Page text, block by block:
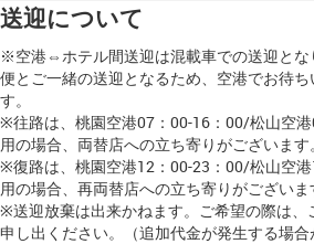
送迎について
※空港⇔ホテル間送迎は混載車での送迎とな
便とご一緒の送迎となるため、空港でお待
す。
※往路は、桃園空港07：00-16：00/松山空
用の場合、両替店への立ち寄りがございます。
※復路は、桃園空港12：00-23：00/松山空
用の場合、再両替店への立ち寄りがございま
※送迎放棄は出来かねます。ご希望の際は、
申し出ください。（追加代金が発生する場合